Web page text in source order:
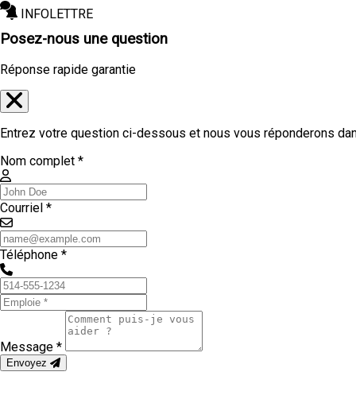
INFOLETTRE
Posez-nous une question
Réponse rapide garantie
Entrez votre question ci-dessous et nous vous réponderons
Nom complet *
Courriel *
Téléphone *
Message *
Envoyez